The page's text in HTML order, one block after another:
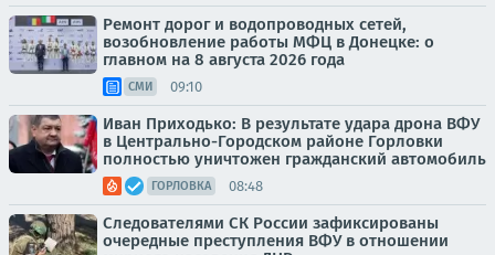
Ремонт дорог и водопроводных сетей,
возобновление работы МФЦ в Донецке: о
главном на 8 августа 2026 года
СМИ 09:10
Иван Приходько: В результате удара дрона ВФУ
в Центрально-Городском районе Горловки
полностью уничтожен гражданский автомобиль
ГОРЛОВКА 08:48
Следователями СК России зафиксированы
очередные преступления ВФУ в отношении